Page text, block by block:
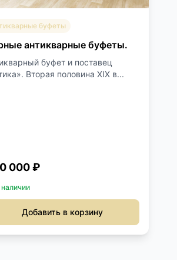
буфеты
антикварные буфеты.
буфет и поставец
Вторая половина XIX в...
000 ₽
наличии
Добавить в корзину